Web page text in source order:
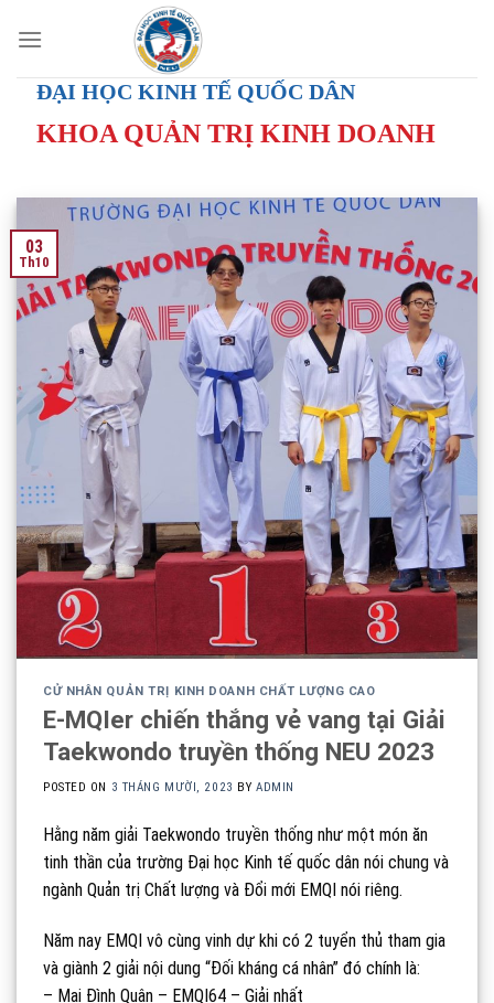
ĐẠI HỌC KINH TẾ QUỐC DÂN
KHOA QUẢN TRỊ KINH DOANH
03
Th10
CỬ NHÂN QUẢN TRỊ KINH DOANH CHẤT LƯỢNG CAO
E-MQIer chiến thắng vẻ vang tại Giải
Taekwondo truyền thống NEU 2023
POSTED ON 3 THÁNG MƯỜI, 2023 BY ADMIN
Hằng năm giải Taekwondo truyền thống như một món ăn
tinh thần của trường Đại học Kinh tế quốc dân nói chung và
ngành Quản trị Chất lượng và Đổi mới EMQI nói riêng.
Năm nay EMQI vô cùng vinh dự khi có 2 tuyển thủ tham gia
và giành 2 giải nội dung “Đối kháng cá nhân” đó chính là:
– Mai Đình Quân – EMQI64 – Giải nhất